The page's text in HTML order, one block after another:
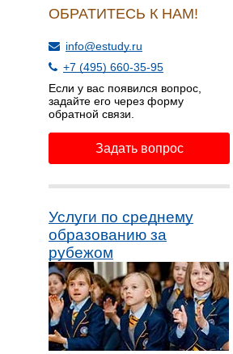
ОБРАТИТЕСЬ К НАМ!
info@estudy.ru
+7 (495) 660-35-95
Если у вас появился вопрос,
задайте его через форму
обратной связи.
Задать вопрос
Услуги по среднему
образованию за
рубежом